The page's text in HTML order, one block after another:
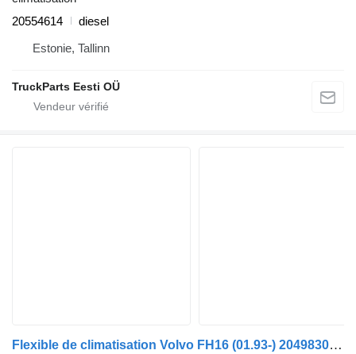
20554614
diesel
Estonie, Tallinn
TruckParts Eesti OÜ
Flexible de climatisation Volvo FH16 (01.93-) 20498305 pour tracteur routier Volvo FH12, FH16, NH12, FH, VNL780 (1993-2014)